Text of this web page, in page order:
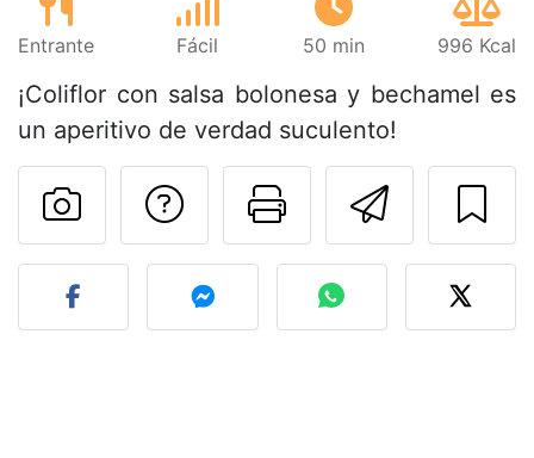
Entrante Fácil 50 min 996 Kcal
¡Coliflor con salsa bolonesa y bechamel es
un aperitivo de verdad suculento!
Imprimir
Preguntar al autor
Publicar la foto de esta